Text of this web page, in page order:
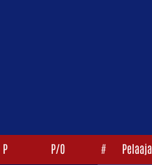
P P/O # Pelaaja